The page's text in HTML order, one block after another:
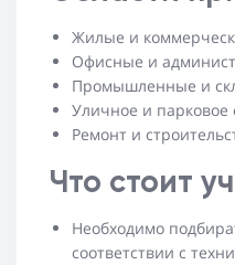
Жилые и
Офисные и
Промышленные и
Уличное и парковое
Ремонт и
Что стоит
Необходимо
соответствии с